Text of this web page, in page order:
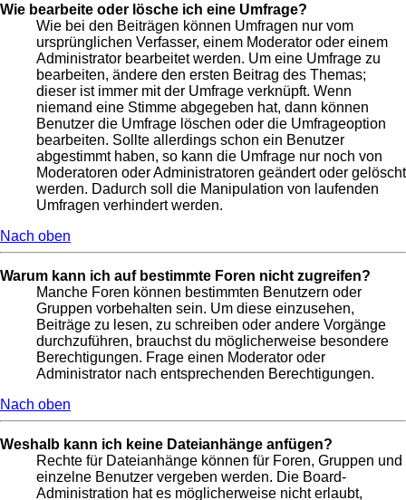
Wie bearbeite oder lösche ich eine Umfrage?
Wie bei den Beiträgen können Umfragen nur vom
ursprünglichen Verfasser, einem Moderator oder einem
Administrator bearbeitet werden. Um eine Umfrage zu
bearbeiten, ändere den ersten Beitrag des Themas;
dieser ist immer mit der Umfrage verknüpft. Wenn
niemand eine Stimme abgegeben hat, dann können
Benutzer die Umfrage löschen oder die Umfrageoption
bearbeiten. Sollte allerdings schon ein Benutzer
abgestimmt haben, so kann die Umfrage nur noch von
Moderatoren oder Administratoren geändert oder gelöscht
werden. Dadurch soll die Manipulation von laufenden
Umfragen verhindert werden.
Nach oben
Warum kann ich auf bestimmte Foren nicht zugreifen?
Manche Foren können bestimmten Benutzern oder
Gruppen vorbehalten sein. Um diese einzusehen,
Beiträge zu lesen, zu schreiben oder andere Vorgänge
durchzuführen, brauchst du möglicherweise besondere
Berechtigungen. Frage einen Moderator oder
Administrator nach entsprechenden Berechtigungen.
Nach oben
Weshalb kann ich keine Dateianhänge anfügen?
Rechte für Dateianhänge können für Foren, Gruppen und
einzelne Benutzer vergeben werden. Die Board-
Administration hat es möglicherweise nicht erlaubt,